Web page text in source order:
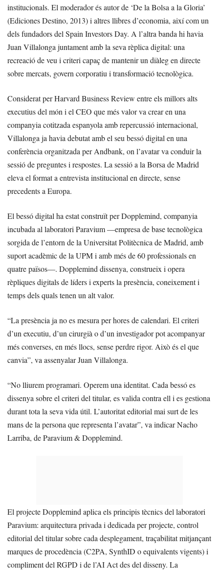
institucionals. El moderador és autor de ‘De la Bolsa a la Gloria’
(Ediciones Destino, 2013) i altres llibres d’economia, així com un
dels fundadors del Spain Investors Day. A l’altra banda hi havia
Juan Villalonga juntament amb la seva rèplica digital: una
recreació de veu i criteri capaç de mantenir un diàleg en directe
sobre mercats, govern corporatiu i transformació tecnològica.
Considerat per Harvard Business Review entre els millors alts
executius del món i el CEO que més valor va crear en una
companyia cotitzada espanyola amb repercussió internacional,
Villalonga ja havia debutat amb el seu bessó digital en una
conferència organitzada per Andbank, on l’avatar va conduir la
sessió de preguntes i respostes. La sessió a la Borsa de Madrid
eleva el format a entrevista institucional en directe, sense
precedents a Europa.
El bessó digital ha estat construït per Dopplemind, companyia
incubada al laboratori Paravium —empresa de base tecnològica
sorgida de l’entorn de la Universitat Politècnica de Madrid, amb
suport acadèmic de la UPM i amb més de 60 professionals en
quatre països—. Dopplemind dissenya, construeix i opera
rèpliques digitals de líders i experts la presència, coneixement i
temps dels quals tenen un alt valor.
“La presència ja no es mesura per hores de calendari. El criteri
d’un executiu, d’un cirurgià o d’un investigador pot acompanyar
més converses, en més llocs, sense perdre rigor. Això és el que
canvia”, va assenyalar Juan Villalonga.
“No lliurem programari. Operem una identitat. Cada bessó es
dissenya sobre el criteri del titular, es valida contra ell i es gestiona
durant tota la seva vida útil. L’autoritat editorial mai surt de les
mans de la persona que representa l’avatar”, va indicar Nacho
Larriba, de Paravium & Dopplemind.
El projecte Dopplemind aplica els principis tècnics del laboratori
Paravium: arquitectura privada i dedicada per projecte, control
editorial del titular sobre cada desplegament, traçabilitat mitjançant
marques de procedència (C2PA, SynthID o equivalents vigents) i
compliment del RGPD i de l’AI Act des del disseny. La